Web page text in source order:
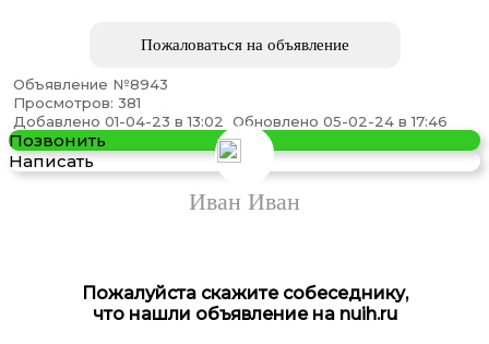
Аренда биотуалетов -компания Биоэкосистемы
Пожаловаться на объявление
Объявление №8943
Просмотров: 381
Добавлено 01-04-23 в 13:02
Обновлено 05-02-24 в 17:46
Позвонить
Написать
Иван Иван
Пожалуйста скажите собеседнику,
что нашли объявление на nuih.ru